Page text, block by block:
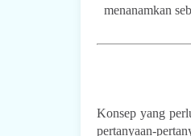
menanamkan
Konsep yang
pertanyaan-